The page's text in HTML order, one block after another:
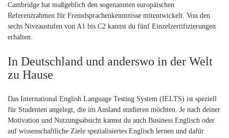
Cambridge hat maßgeblich den sogenannten europäischen
Referenzrahmen für Fremdsprachenkenntnisse mitentwickelt. Von den
sechs Niveaustufen von A1 bis C2 kannst du fünf Einzelzertifizierungen
erhalten.
In Deutschland und anderswo in der Welt
zu Hause
Das International English Language Testing System (IELTS) ist speziell
für Studenten angelegt, die im Ausland studieren möchten. Je nach deiner
Motivation und Nutzungsabsicht kannst du auch Business Englisch oder
auf wissenschaftliche Ziele spezialisiertes Englisch lernen und dafür